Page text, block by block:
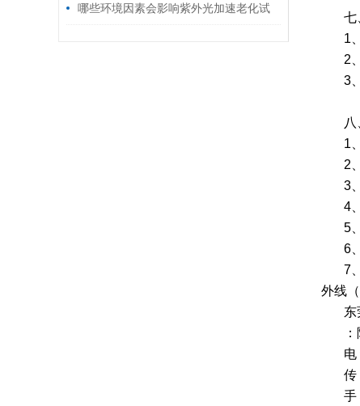
场分析报告
哪些环境因素会影响紫外光加速老化试
七
1
2
3
八
1
2
3
4
5
6
7
外线
东
电
传
手